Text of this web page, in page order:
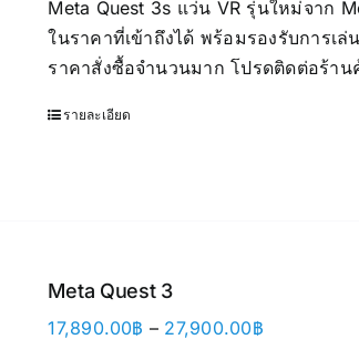
through
17,490.00฿
Meta Quest 3s แว่น VR รุ่นใหม่จาก
ในราคาที่เข้าถึงได้ พร้อมรองรับการเ
ราคาสั่งซื้อจำนวนมาก โปรดติดต่อร้าน
รายละเอียด
Meta Quest 3
17,890.00฿ – 27,900.00฿Price